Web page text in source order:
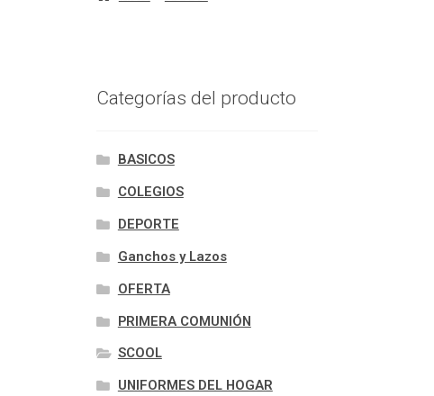
Categorías del producto
BASICOS
COLEGIOS
DEPORTE
Ganchos y Lazos
OFERTA
PRIMERA COMUNIÓN
SCOOL
UNIFORMES DEL HOGAR